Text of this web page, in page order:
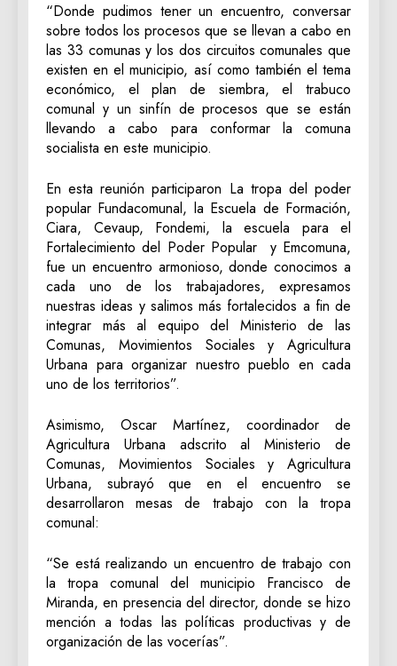
“Donde pudimos tener un encuentro, conversar
sobre todos los procesos que se llevan a cabo en
las 33 comunas y los dos circuitos comunales que
existen en el municipio, así como también el tema
económico, el plan de siembra, el trabuco
comunal y un sinfín de procesos que se están
llevando a cabo para conformar la comuna
socialista en este municipio.
En esta reunión participaron La tropa del poder
popular Fundacomunal, la Escuela de Formación,
Ciara, Cevaup, Fondemi, la escuela para el
Fortalecimiento del Poder Popular y Emcomuna,
fue un encuentro armonioso, donde conocimos a
cada uno de los trabajadores, expresamos
nuestras ideas y salimos más fortalecidos a fin de
integrar más al equipo del Ministerio de las
Comunas, Movimientos Sociales y Agricultura
Urbana para organizar nuestro pueblo en cada
uno de los territorios”.
Asimismo, Oscar Martínez, coordinador de
Agricultura Urbana adscrito al Ministerio de
Comunas, Movimientos Sociales y Agricultura
Urbana, subrayó que en el encuentro se
desarrollaron mesas de trabajo con la tropa
comunal:
“Se está realizando un encuentro de trabajo con
la tropa comunal del municipio Francisco de
Miranda, en presencia del director, donde se hizo
mención a todas las políticas productivas y de
organización de las vocerías”.